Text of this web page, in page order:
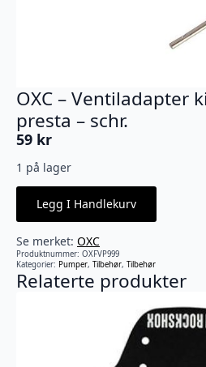
OXC – Ventiladapter
presta – schr.
59 kr
1 på lager
Legg I Handlekurv
Se merket: OXC
Produktnummer: OXFVP999
Kategorier: Pumper, Tilbehør, Tilbehør
Relaterte produkter